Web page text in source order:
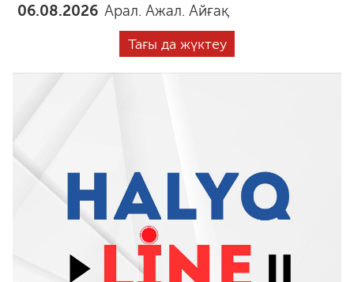
06.08.2026 Арал. Ажал. Айғақ
Тағы да жүктеу